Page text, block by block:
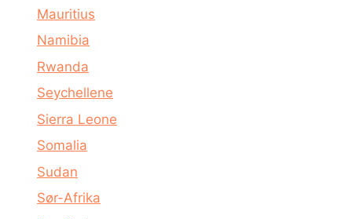
Mauritius
Namibia
Rwanda
Seychellene
Sierra Leone
Somalia
Sudan
Sør-Afrika